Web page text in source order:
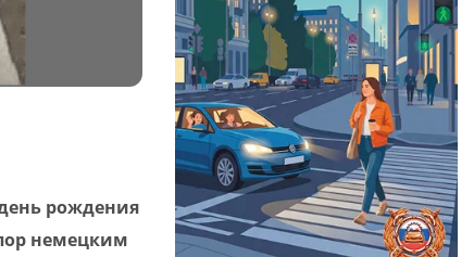
рождения
немецким
17:57
Садыр Жапаров и Глеб Никитин провели
рабочую встречу в Киргизии
17:38